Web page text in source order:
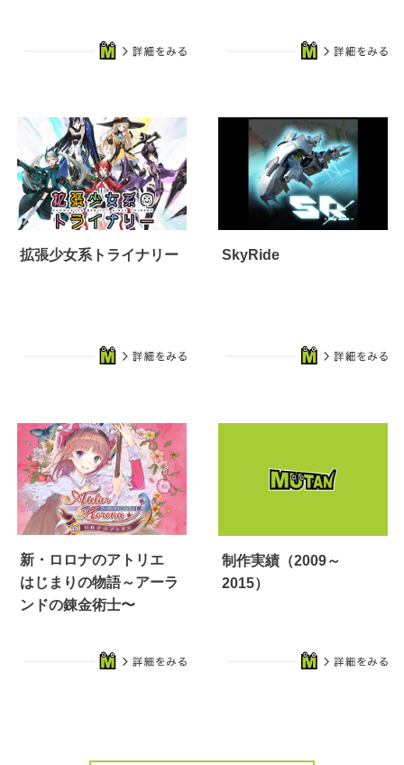
拡張少女系トライナリー SkyRide
新・ロロナのアトリエ
はじまりの物語～アーラ
ンドの錬金術士〜
制作実績（2009～
2015）